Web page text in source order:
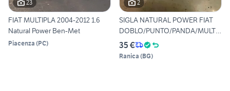
23
FIAT MULTIPLA 2004-2012 1.6
Natural Power Ben-Met
Piacenza (PC)
2
SIGLA NATURAL POWER FIAT
DOBLO/PUNTO/PANDA/MULTIP
L
35 €
Ranica (BG)